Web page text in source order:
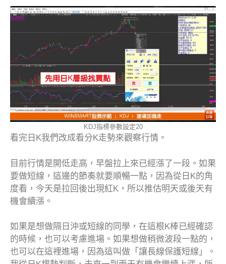
KDJ指標參數設定20
看完日K我們改成看分K走勢來觀察行情。
目前行情是開低走高，早盤拉上來已經漲了一段。如果
要做短線，這邊的節奏就要順暢一點，因為從日K的角
度看，今天是拉回後出現紅K，所以推估明天或後天有
機會續漲。
如果是想做隔日沖或短線的同學，在這根K棒已經確認
的時候，也可以考慮進場。如果想做稍微波段一點的，
也可以在這裡進場，因為這叫做「讓長線保護短線」。